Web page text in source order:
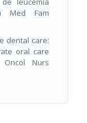
Med Fam
dental care:
oral care
Nurs